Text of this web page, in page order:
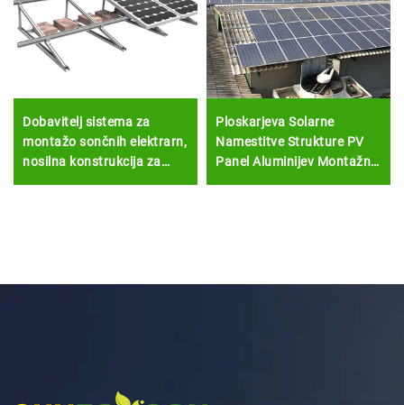
Dobavitelj sistema za
montažo sončnih elektrarn,
nosilna konstrukcija za
sončne module, nosilna
Ploskarjeva Solarne
Namestitve Strukture PV
Panel Aluminijev Montažni
Rešetki